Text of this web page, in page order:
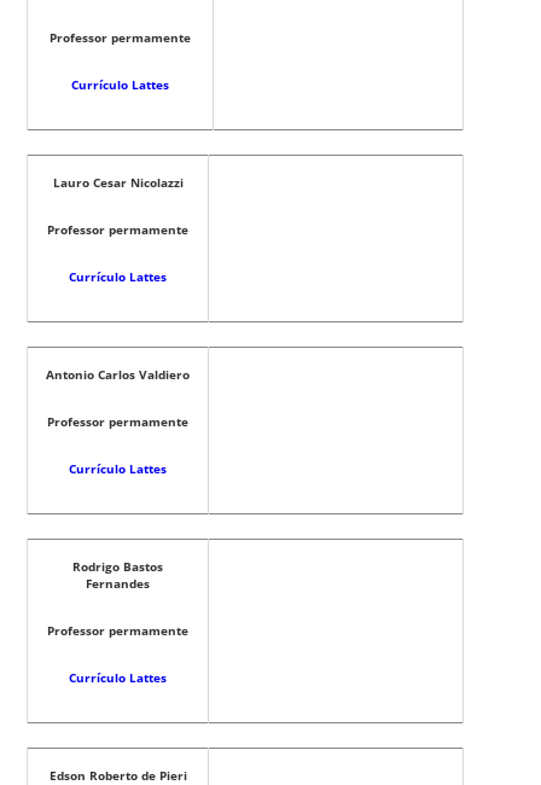
Professor permamente
Currículo Lattes
Lauro Cesar Nicolazzi
Professor permamente
Currículo Lattes
Antonio Carlos Valdiero
Professor permamente
Currículo Lattes
Rodrigo Bastos
Fernandes
Professor permamente
Currículo Lattes
Edson Roberto de Pieri